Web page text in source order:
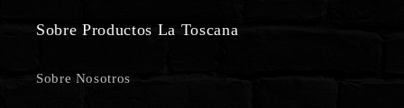
Sobre Productos La Toscana
Sobre Nosotros